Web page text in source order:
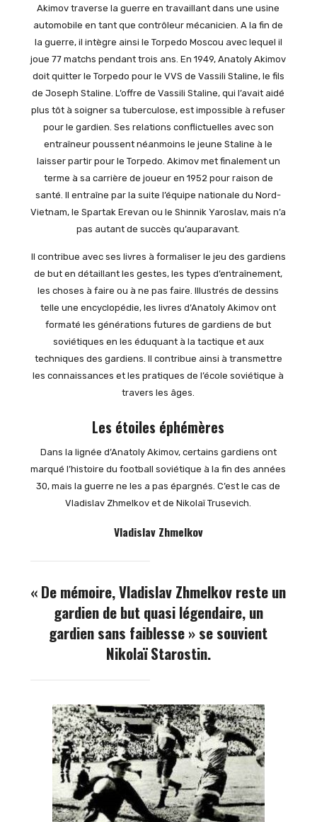
Akimov traverse la guerre en travaillant dans une usine
automobile en tant que contrôleur mécanicien. A la fin de
la guerre, il intègre ainsi le Torpedo Moscou avec lequel il
joue 77 matchs pendant trois ans. En 1949, Anatoly Akimov
doit quitter le Torpedo pour le VVS de Vassili Staline, le fils
de Joseph Staline. L’offre de Vassili Staline, qui l’avait aidé
plus tôt à soigner sa tuberculose, est impossible à refuser
pour le gardien. Ses relations conflictuelles avec son
entraîneur poussent néanmoins le jeune Staline à le
laisser partir pour le Torpedo. Akimov met finalement un
terme à sa carrière de joueur en 1952 pour raison de
santé. Il entraîne par la suite l’équipe nationale du Nord-
Vietnam, le Spartak Erevan ou le Shinnik Yaroslav, mais n’a
pas autant de succès qu’auparavant.
Il contribue avec ses livres à formaliser le jeu des gardiens
de but en détaillant les gestes, les types d’entraînement,
les choses à faire ou à ne pas faire. Illustrés de dessins
telle une encyclopédie, les livres d’Anatoly Akimov ont
formaté les générations futures de gardiens de but
soviétiques en les éduquant à la tactique et aux
techniques des gardiens. Il contribue ainsi à transmettre
les connaissances et les pratiques de l’école soviétique à
travers les âges.
Les étoiles éphémères
Dans la lignée d’Anatoly Akimov, certains gardiens ont
marqué l’histoire du football soviétique à la fin des années
30, mais la guerre ne les a pas épargnés. C’est le cas de
Vladislav Zhmelkov et de Nikolaï Trusevich.
Vladislav Zhmelkov
« De mémoire, Vladislav Zhmelkov reste un
gardien de but quasi légendaire, un
gardien sans faiblesse » se souvient
Nikolaï Starostin.